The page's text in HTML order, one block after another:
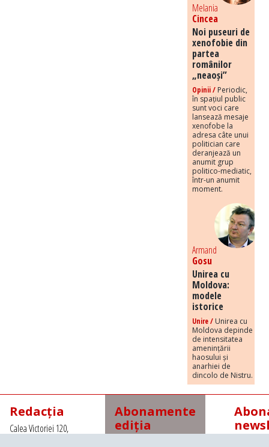
Melania
Cincea
Noi puseuri de
xenofobie din
partea
românilor
„neaoși”
Opinii / Periodic,
în spațiul public
sunt voci care
lansează mesaje
xenofobe la
adresa câte unui
politician care
deranjează un
anumit grup
politico-mediatic,
într-un anumit
moment.
Armand
Gosu
Unirea cu
Moldova:
modele
istorice
Unire / Unirea cu
Moldova depinde
de intensitatea
amenințării
haosului și
anarhiei de
dincolo de Nistru.
Redacția
Calea Victoriei 120,
Abonamente
ediția
tipărită